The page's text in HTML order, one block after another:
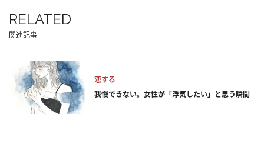
RELATED
関連記事
恋する
我慢できない。女性が「浮気したい」と思う瞬間